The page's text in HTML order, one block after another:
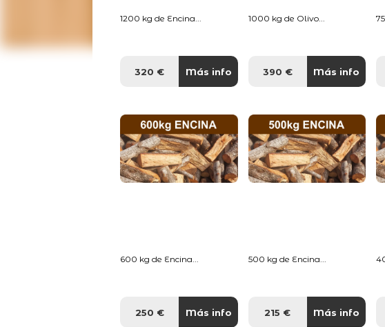
1200 kg de Encina...
320 € Más info
1000 kg de Olivo...
390 € Más info
600 kg de Encina...
250 € Más info
500 kg de Encina...
215 € Más info